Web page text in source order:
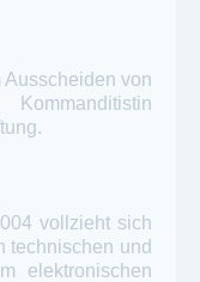
von
vollzieht sich
technischen und
elektronischen